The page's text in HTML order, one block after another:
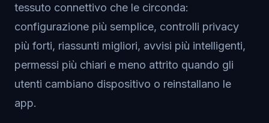
tessuto connettivo che le circonda:
configurazione più semplice, controlli privacy
più forti, riassunti migliori, avvisi più intelligenti,
permessi più chiari e meno attrito quando gli
utenti cambiano dispositivo o reinstallano le
app.